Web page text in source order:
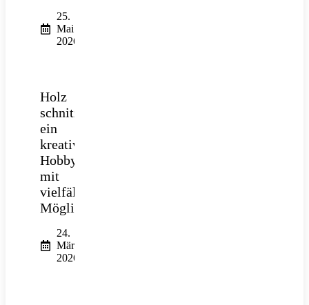
25.
Mai
2026
Holz
schnitzen:
ein
kreatives
Hobby
mit
vielfältigen
Möglichkeiten
24.
März
2026